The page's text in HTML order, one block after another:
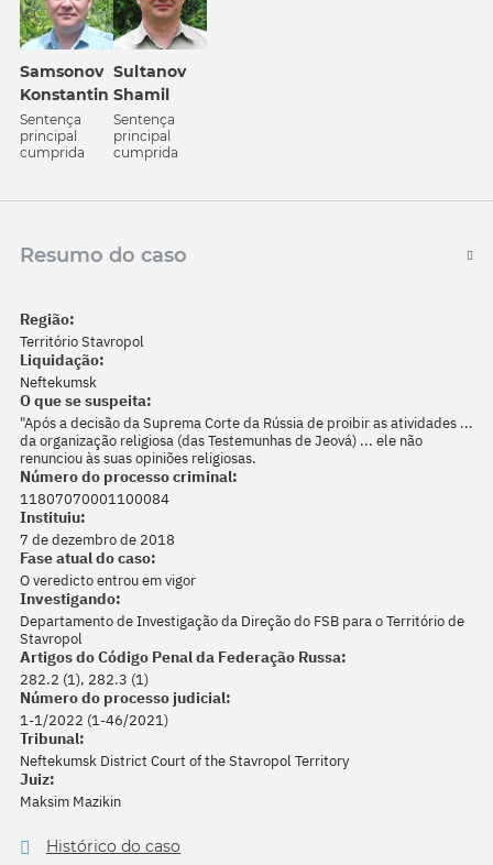
Samsonov
Konstantin
Sentença
principal
cumprida
Sultanov
Shamil
Sentença
principal
cumprida
Resumo do caso
Região:
Território Stavropol
Liquidação:
Neftekumsk
O que se suspeita:
"Após a decisão da Suprema Corte da Rússia de proibir as atividades ...
da organização religiosa (das Testemunhas de Jeová) ... ele não
renunciou às suas opiniões religiosas.
Número do processo criminal:
11807070001100084
Instituiu:
7 de dezembro de 2018
Fase atual do caso:
O veredicto entrou em vigor
Investigando:
Departamento de Investigação da Direção do FSB para o Território de
Stavropol
Artigos do Código Penal da Federação Russa:
282.2 (1), 282.3 (1)
Número do processo judicial:
1-1/2022 (1-46/2021)
Tribunal:
Neftekumsk District Court of the Stavropol Territory
Juiz:
Maksim Mazikin
Histórico do caso